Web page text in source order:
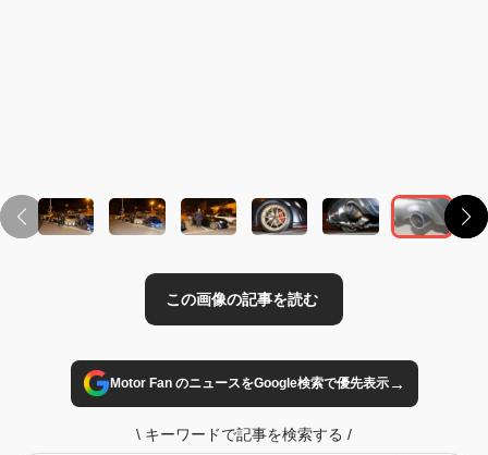
Motor Fan のニュースをGoogle検索で優先表示→
\ キーワードで記事を検索する /